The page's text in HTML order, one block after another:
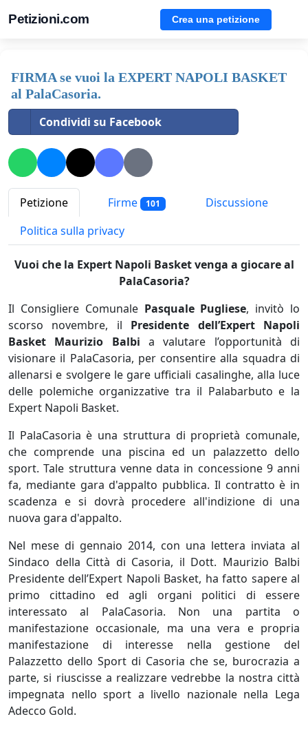
Petizioni.com Crea una petizione
FIRMA se vuoi la EXPERT NAPOLI BASKET
al PalaCasoria.
Condividi su Facebook
Petizione Firme 101
Discussione
Politica sulla privacy
Vuoi che la Expert Napoli Basket venga a giocare al
PalaCasoria?
Il Consigliere Comunale Pasquale Pugliese, invitò lo
scorso novembre, il Presidente dell’Expert Napoli
Basket Maurizio Balbi a valutare l’opportunità di
visionare il PalaCasoria, per consentire alla squadra di
allenarsi e svolgere le gare ufficiali casalinghe, alla luce
delle polemiche organizzative tra il Palabarbuto e la
Expert Napoli Basket.
Il PalaCasoria è una struttura di proprietà comunale,
che comprende una piscina ed un palazzetto dello
sport. Tale struttura venne data in concessione 9 anni
fa, mediante gara d'appalto pubblica. Il contratto è in
scadenza e si dovrà procedere all'indizione di una
nuova gara d'appalto.
Nel mese di gennaio 2014, con una lettera inviata al
Sindaco della Città di Casoria, il Dott. Maurizio Balbi
Presidente dell’Expert Napoli Basket, ha fatto sapere al
primo cittadino ed agli organi politici di essere
interessato al PalaCasoria. Non una partita o
manifestazione occasionale, ma una vera e propria
manifestazione di interesse nella gestione del
Palazzetto dello Sport di Casoria che se, burocrazia a
parte, si riuscisse a realizzare vedrebbe la nostra città
impegnata nello sport a livello nazionale nella Lega
Adecco Gold.